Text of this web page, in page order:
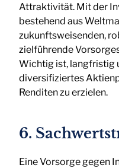
Attraktivität. Mit der
bestehend aus
zukunftsweisenden,
zielführende
Wichtig ist, langfristig
diversifiziertes
Renditen zu erzielen.
6.
Eine Vorsorge gegen